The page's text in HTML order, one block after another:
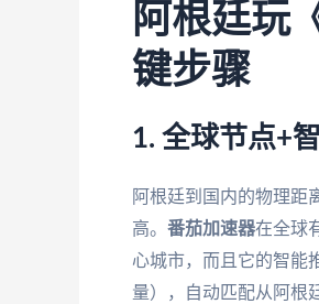
阿根廷玩
键步骤
1. 全球节点+
阿根廷到国内的物理距
高。 番茄加速器在全球
心城市，而且它的智能
量），自动匹配从阿根